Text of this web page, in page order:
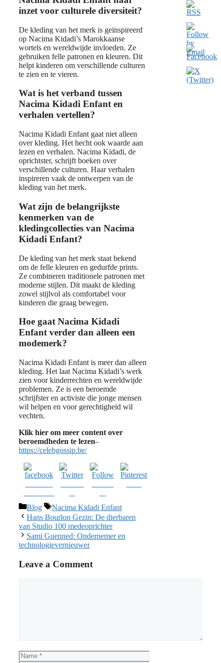
inzet voor culturele diversiteit?
De kleding van het merk is geïnspireerd
op Nacima Kidadi’s Marokkaanse
wortels en wereldwijde invloeden. Ze
gebruiken felle patronen en kleuren. Dit
helpt kinderen om verschillende culturen
te zien en te vieren.
Wat is het verband tussen
Nacima Kidadi Enfant en
verhalen vertellen?
Nacima Kidadi Enfant gaat niet alleen
over kleding. Het hecht ook waarde aan
lezen en verhalen. Nacima Kidadi, de
oprichtster, schrijft boeken over
verschillende culturen. Haar verhalen
inspireren vaak de ontwerpen van de
kleding van het merk.
Wat zijn de belangrijkste
kenmerken van de
kledingcollecties van Nacima
Kidadi Enfant?
De kleding van het merk staat bekend
om de felle kleuren en gedurfde prints.
Ze combineren traditionele patronen met
moderne stijlen. Dit maakt de kleding
zowel stijlvol als comfortabel voor
kinderen die graag bewegen.
Hoe gaat Nacima Kidadi
Enfant verder dan alleen een
modemerk?
Nacima Kidadi Enfant is meer dan alleen
kleding. Het laat Nacima Kidadi’s werk
zien voor kinderrechten en wereldwijde
problemen. Ze is een beroemde
schrijfster en activiste die jonge mensen
wil helpen en voor gerechtigheid wil
vechten.
Klik hier om meer content over
beroemdheden te lezen–
https://celebgossip.be/
Categories
Blog Tags
Nacima Kidadi Enfant
Hans Bourlon Gezin: De dierbaren
van Studio 100 medeoprichter
Sami Guenned: Ondernemer en
technologievernieuwer
Leave a Comment
Name